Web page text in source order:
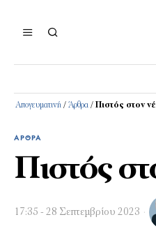
Απογευματινή / Άρθρα / Πιστός στον
ΆΡΘΡΑ
Πιστός
17:35 - 28 Σεπτεμβρίου 2023